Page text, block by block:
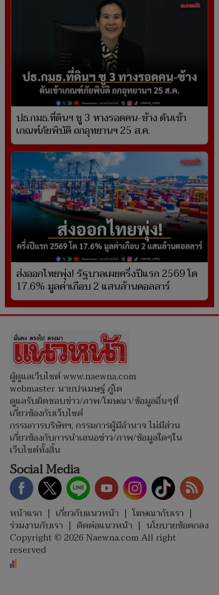
ปธ.กมธ.ที่ดินฯ ชู 3 ทางรอดคน-ช้าง ดันเข้า
เกณฑ์ภัยพิบัติ ถกอุทยานฯ 25 ส.ค.
ส่งออกไทยพุ่ง! รัฐบาลเผยครึ่งปีแรก 2569 โต
17.6% มูลค่าเกือบ 2 แสนล้านดอลลาร์
ผู้ดูแลเว็บไซต์ www.naewna.com
webmaster นายปรเมษฐ์ ภู่โต
ดูแลรับผิดชอบข่าว/ภาพ/โฆษณา/ข้อมูลอื่นๆที่
เกี่ยวข้องกับเว็บไซต์
กรรมการบริษัทฯ, กรรมการผู้มีอำนาจ ไม่มีส่วน
เกี่ยวข้องกับการนำเสนอข่าว/ภาพ/ข้อมูลใดๆใน
เว็บไซต์ทั้งสิ้น
Social Media
หน้าแรก | เกี่ยวกับแนวหน้า | โฆษณากับเรา |
ร่วมงานกับเรา | ติดต่อแนวหน้า | นโยบายข้อตกลง
Copyright © 2026 Naewna.com All right
reserved